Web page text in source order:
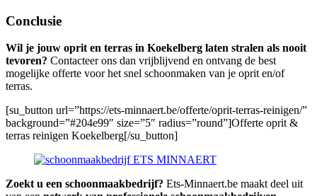
Conclusie
Wil je jouw oprit en terras in Koekelberg laten stralen als nooit
tevoren? Contacteer ons dan vrijblijvend en ontvang de best
mogelijke offerte voor het snel schoonmaken van je oprit en/of
terras.
[su_button url=”https://ets-minnaert.be/offerte/oprit-terras-reinigen/”
background=”#204e99″ size=”5″ radius=”round”]Offerte oprit &
terras reinigen Koekelberg[/su_button]
Zoekt u een schoonmaakbedrijf? Ets-Minnaert.be maakt deel uit